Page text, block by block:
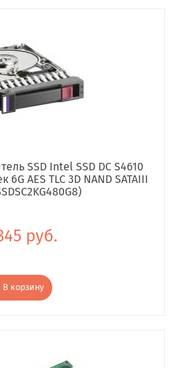
SSD Intel SSD DC S4610
AES TLC 3D NAND SATAIII
руб.
В корзину